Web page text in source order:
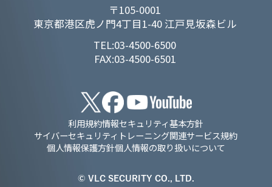
〒105-0001
東京都港区虎ノ門4丁目1-40 江戸見坂森ビル
TEL:03-4500-6500
FAX:03-4500-6501
利用規約情報セキュリティ基本方針
サイバーセキュリティトレーニング関連サービス規約
個人情報保護方針個人情報の取り扱いについて
© VLC SECURITY CO., LTD.